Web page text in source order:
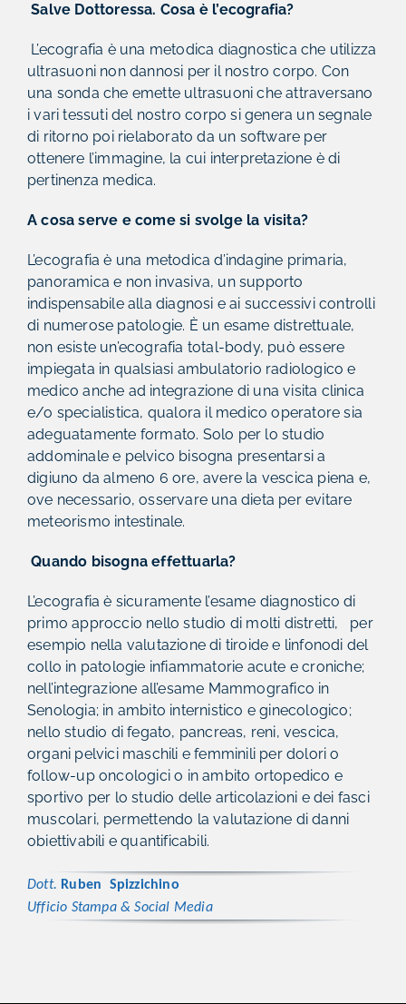
Salve Dottoressa. Cosa è l’ecografia?
L’ecografia è una metodica diagnostica che utilizza
ultrasuoni non dannosi per il nostro corpo. Con
una sonda che emette ultrasuoni che attraversano
i vari tessuti del nostro corpo si genera un segnale
di ritorno poi rielaborato da un software per
ottenere l’immagine, la cui interpretazione è di
pertinenza medica.
A cosa serve e come si svolge la visita?
L’ecografia è una metodica d’indagine primaria,
panoramica e non invasiva, un supporto
indispensabile alla diagnosi e ai successivi controlli
di numerose patologie. È un esame distrettuale,
non esiste un’ecografia total-body, può essere
impiegata in qualsiasi ambulatorio radiologico e
medico anche ad integrazione di una visita clinica
e/o specialistica, qualora il medico operatore sia
adeguatamente formato. Solo per lo studio
addominale e pelvico bisogna presentarsi a
digiuno da almeno 6 ore, avere la vescica piena e,
ove necessario, osservare una dieta per evitare
meteorismo intestinale.
Quando bisogna effettuarla?
L’ecografia è sicuramente l’esame diagnostico di
primo approccio nello studio di molti distretti, per
esempio nella valutazione di tiroide e linfonodi del
collo in patologie infiammatorie acute e croniche;
nell’integrazione all’esame Mammografico in
Senologia; in ambito internistico e ginecologico;
nello studio di fegato, pancreas, reni, vescica,
organi pelvici maschili e femminili per dolori o
follow-up oncologici o in ambito ortopedico e
sportivo per lo studio delle articolazioni e dei fasci
muscolari, permettendo la valutazione di danni
obiettivabili e quantificabili.
Dott. Ruben Spizzichino
Ufficio Stampa & Social Media